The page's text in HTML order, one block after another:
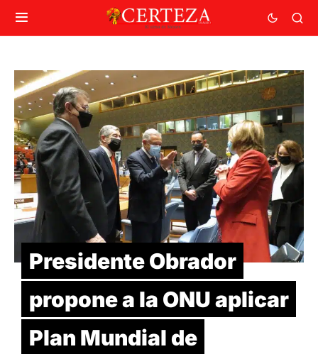
Presidente Obrador
propone a la ONU aplicar
Plan Mundial de